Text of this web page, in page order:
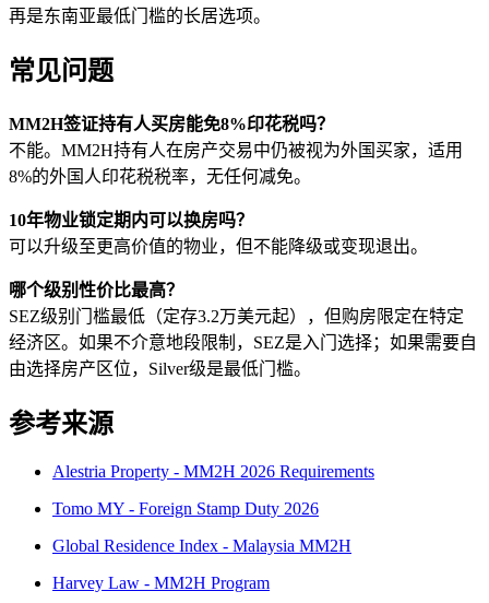
再是东南亚最低门槛的长居选项。
常见问题
MM2H签证持有人买房能免8%印花税吗？
不能。MM2H持有人在房产交易中仍被视为外国买家，适用
8%的外国人印花税税率，无任何减免。
10年物业锁定期内可以换房吗？
可以升级至更高价值的物业，但不能降级或变现退出。
哪个级别性价比最高？
SEZ级别门槛最低（定存3.2万美元起），但购房限定在特定
经济区。如果不介意地段限制，SEZ是入门选择；如果需要自
由选择房产区位，Silver级是最低门槛。
参考来源
Alestria Property - MM2H 2026 Requirements
Tomo MY - Foreign Stamp Duty 2026
Global Residence Index - Malaysia MM2H
Harvey Law - MM2H Program